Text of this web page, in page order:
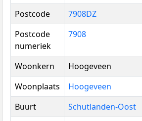
Postcode
7908DZ
Postcode
numeriek
7908
Woonkern Hoogeveen
Woonplaats
Hoogeveen
Buurt
Schutlanden-Oost